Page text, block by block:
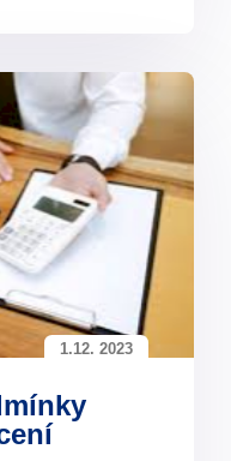
1.12. 2023